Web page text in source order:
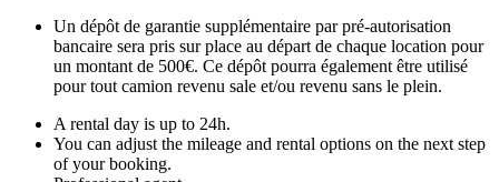
Un dépôt de garantie supplémentaire par pré-autorisation
bancaire sera pris sur place au départ de chaque location pour
un montant de 500€. Ce dépôt pourra également être utilisé
pour tout camion revenu sale et/ou revenu sans le plein.
A rental day is up to 24h.
You can adjust the mileage and rental options on the next step
of your booking.